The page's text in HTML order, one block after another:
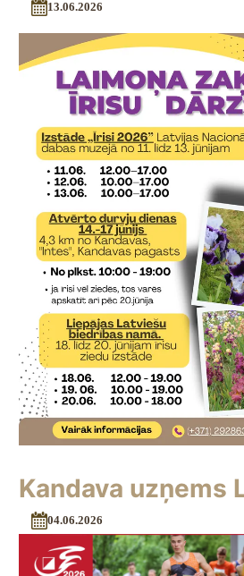
13.06.2026
Kandava uzņems
04.06.2026